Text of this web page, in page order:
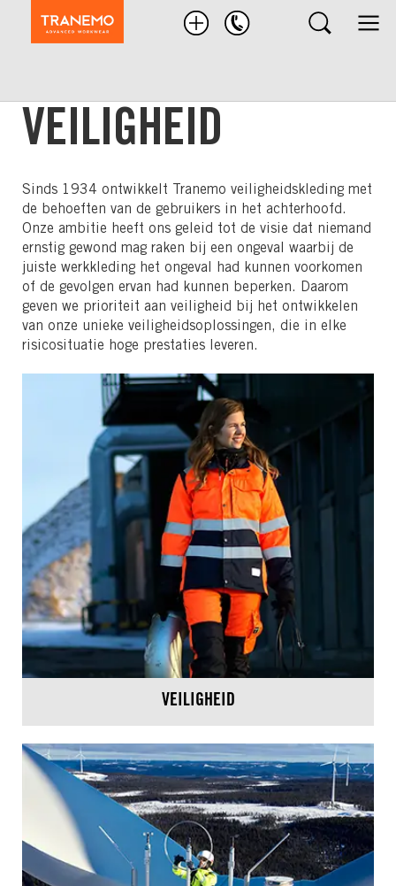
product
VEILIGHEID
Sinds 1934 ontwikkelt Tranemo veiligheidskleding met
de behoeften van de gebruikers in het achterhoofd.
Onze ambitie heeft ons geleid tot de visie dat niemand
ernstig gewond mag raken bij een ongeval waarbij de
juiste werkkleding het ongeval had kunnen voorkomen
of de gevolgen ervan had kunnen beperken. Daarom
geven we prioriteit aan veiligheid bij het ontwikkelen
van onze unieke veiligheidsoplossingen, die in elke
risicosituatie hoge prestaties leveren.
VEILIGHEID